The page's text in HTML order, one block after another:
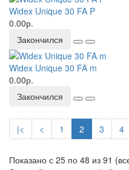
Widex Unique 30 FA P
0.00р.
Закончился
Widex Unique 30 FA m
0.00р.
Закончился
|< < 1 2 3 4
Показано с 25 по 48 из 91